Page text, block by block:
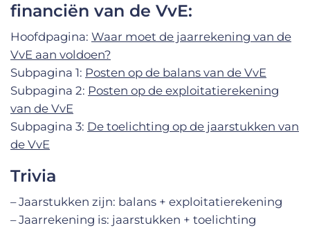
financiën van de VvE:
Hoofdpagina: Waar moet de jaarrekening van de
VvE aan voldoen?
Subpagina 1: Posten op de balans van de VvE
Subpagina 2: Posten op de exploitatierekening
van de VvE
Subpagina 3: De toelichting op de jaarstukken van
de VvE
Trivia
– Jaarstukken zijn: balans + exploitatierekening
– Jaarrekening is: jaarstukken + toelichting